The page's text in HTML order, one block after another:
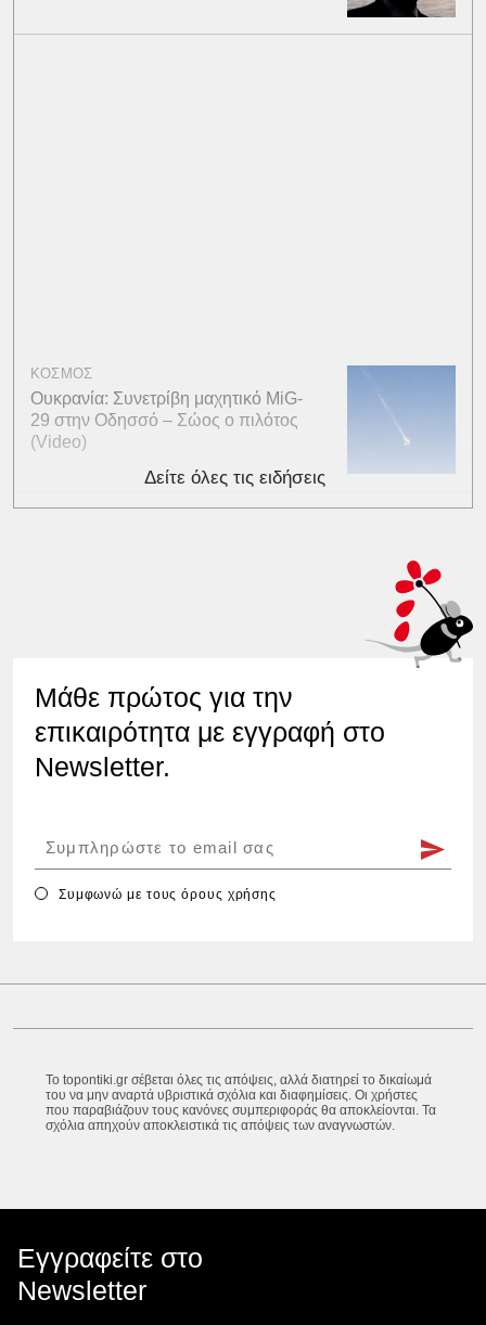
ΚΟΣΜΟΣ
Ουκρανία: Συνετρίβη μαχητικό MiG-
29 στην Οδησσό – Σώος ο πιλότος
(Video)
Δείτε όλες τις ειδήσεις
Μάθε πρώτος για την
επικαιρότητα με εγγραφή στο
Newsletter.
Συμφωνώ με τουςόρους χρήσης
Το topontiki.gr σέβεται όλες τις απόψεις, αλλά διατηρεί το δικαίωμά
του να μην αναρτά υβριστικά σχόλια και διαφημίσεις. Οι χρήστες
που παραβιάζουν τους κανόνες συμπεριφοράς θα αποκλείονται. Τα
σχόλια απηχούν αποκλειστικά τις απόψεις των αναγνωστών.
Εγγραφείτε στο
Newsletter